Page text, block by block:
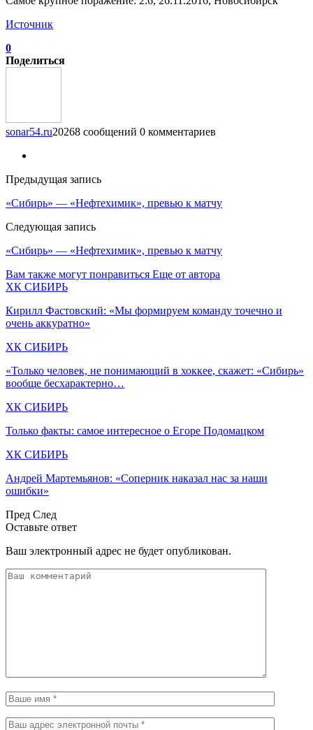
Источник
0
Поделиться
sonar54.ru20268 сообщений 0 комментариев
Предыдущая запись
«Сибирь» — «Нефтехимик», превью к матчу
Следующая запись
«Сибирь» — «Нефтехимик», превью к матчу
Вам также могут понравиться Еще от автора
ХК СИБИРЬ
Кирилл Фастовский: «Мы формируем команду точечно и
очень аккуратно»
ХК СИБИРЬ
«Только человек, не понимающий в хоккее, скажет: «Сибирь»
вообще бесхарактерно…
ХК СИБИРЬ
Только факты: самое интересное о Егоре Подомацком
ХК СИБИРЬ
Андрей Мартемьянов: «Соперник наказал нас за наши
ошибки»
Пред След
Оставьте ответ
Ваш электронный адрес не будет опубликован.